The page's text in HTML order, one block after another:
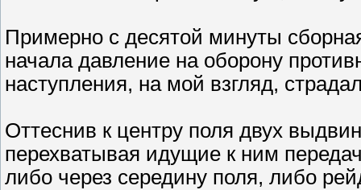
Примерно с десятой минуты
начала давление на оборону
наступления, на мой взгляд,
Оттеснив к центру поля двух
перехватывая идущие к ним
либо через середину поля, либо